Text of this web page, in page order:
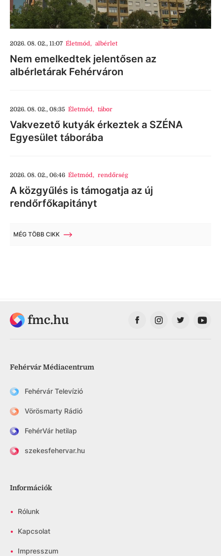
2026. 08. 02., 11:07 Életmód, albérlet
Nem emelkedtek jelentősen az
albérletárak Fehérváron
2026. 08. 02., 08:35 Életmód, tábor
Vakvezető kutyák érkeztek a SZÉNA
Egyesület táborába
2026. 08. 02., 06:46 Életmód, rendőrség
A közgyűlés is támogatja az új
rendőrfőkapitányt
MÉG TÖBB CIKK
fmc.hu
Fehérvár Médiacentrum
Fehérvár Televízió
Vörösmarty Rádió
FehérVár hetilap
szekesfehervar.hu
Információk
• Rólunk
• Kapcsolat
• Impresszum